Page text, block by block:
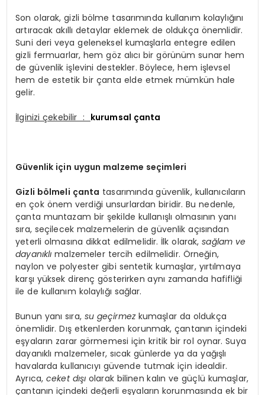
Son olarak, gizli bölme tasarımında kullanım kolaylığını
artıracak akıllı detaylar eklemek de oldukça önemlidir.
Suni deri veya geleneksel kumaşlarla entegre edilen
gizli fermuarlar, hem göz alıcı bir görünüm sunar hem
de güvenlik işlevini destekler. Böylece, hem işlevsel
hem de estetik bir çanta elde etmek mümkün hale
gelir.
İlginizi çekebilir : kurumsal çanta
Güvenlik için uygun malzeme seçimleri
Gizli bölmeli çanta tasarımında güvenlik, kullanıcıların
en çok önem verdiği unsurlardan biridir. Bu nedenle,
çanta muntazam bir şekilde kullanışlı olmasının yanı
sıra, seçilecek malzemelerin de güvenlik açısından
yeterli olmasına dikkat edilmelidir. İlk olarak,sağlam ve
dayanıklı malzemeler tercih edilmelidir. Örneğin,
naylon ve polyester gibi sentetik kumaşlar, yırtılmaya
karşı yüksek direnç gösterirken aynı zamanda hafifliği
ile de kullanım kolaylığı sağlar.
Bunun yanı sıra, su geçirmezkumaşlar da oldukça
önemlidir. Dış etkenlerden korunmak, çantanın içindeki
eşyaların zarar görmemesi için kritik bir rol oynar. Suya
dayanıklı malzemeler, sıcak günlerde ya da yağışlı
havalarda kullanıcıyı güvende tutmak için idealdir.
Ayrıca,ceket dışı olarak bilinen kalın ve güçlü kumaşlar,
çantanın içindeki değerli eşyaların korunmasında ek bir